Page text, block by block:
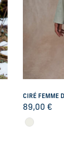
CIRÉ FEMME
89,00 €